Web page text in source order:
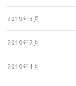
2019年3月
2019年2月
2019年1月